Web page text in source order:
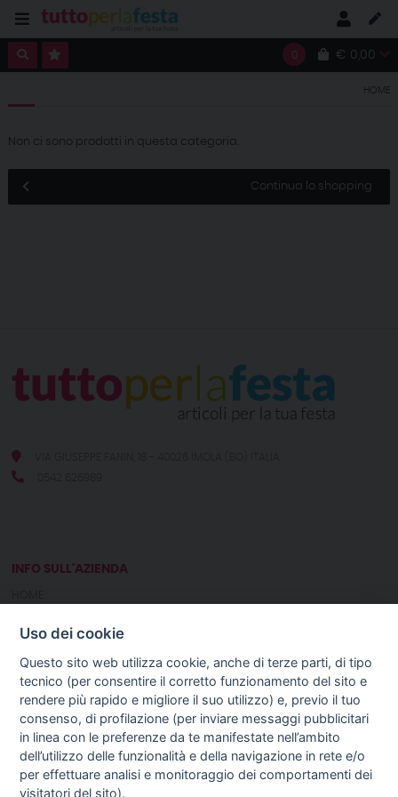
0 € 0,00
HOME
Non ci sono prodotti in questa categoria.
Continua lo shopping
INFO SULL'AZIENDA
NOTIZIE
GUIDA AGLI ACQUISTI
PROCEDURA DI ACQUISTO
DIRITTO DI RECESSO
SPEDIZIONI E COSTI
Uso dei cookie
Questo sito web utilizza cookie, anche di terze parti, di tipo
tecnico (per consentire il corretto funzionamento del sito e
rendere più rapido e migliore il suo utilizzo) e, previo il tuo
consenso, di profilazione (per inviare messaggi pubblicitari
in linea con le preferenze da te manifestate nell’ambito
dell’utilizzo delle funzionalità e della navigazione in rete e/o
per effettuare analisi e monitoraggio dei comportamenti dei
visitatori del sito).